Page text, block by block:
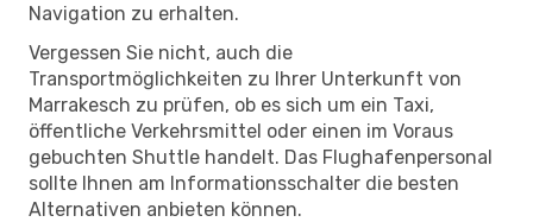
Navigation zu erhalten.
Vergessen Sie nicht, auch die
Transportmöglichkeiten zu Ihrer Unterkunft von
Marrakesch zu prüfen, ob es sich um ein Taxi,
öffentliche Verkehrsmittel oder einen im Voraus
gebuchten Shuttle handelt. Das Flughafenpersonal
sollte Ihnen am Informationsschalter die besten
Alternativen anbieten können.